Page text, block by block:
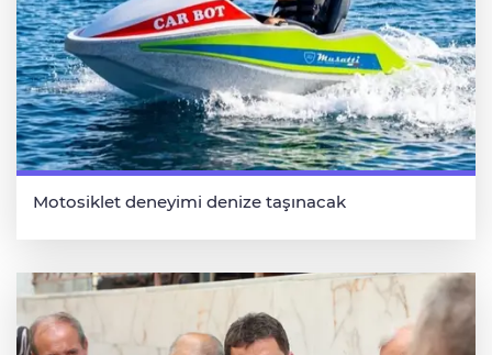
Motosiklet deneyimi denize taşınacak